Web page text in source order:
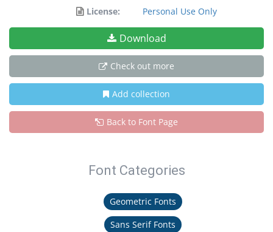
License:
Personal Use Only
Download
Check out more
Add collection
Back to Font Page
Font Categories
Geometric Fonts
Sans Serif Fonts